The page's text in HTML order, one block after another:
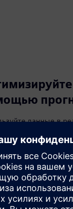
данные в
сокращения
окупаемость
цифровую